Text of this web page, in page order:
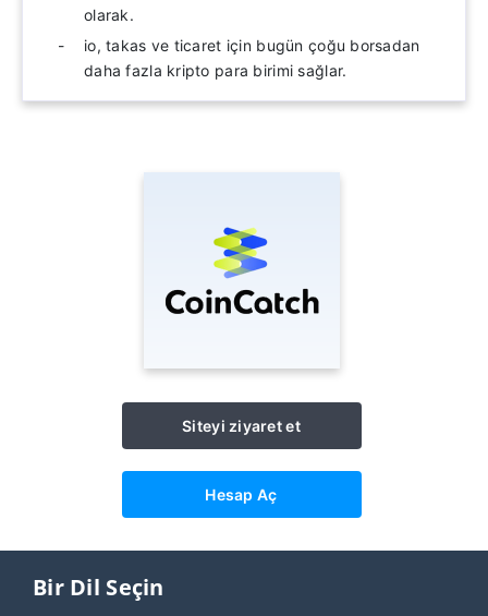
olarak.
io, takas ve ticaret için bugün çoğu borsadan
daha fazla kripto para birimi sağlar.
Siteyi ziyaret et
Hesap Aç
Bir Dil Seçin